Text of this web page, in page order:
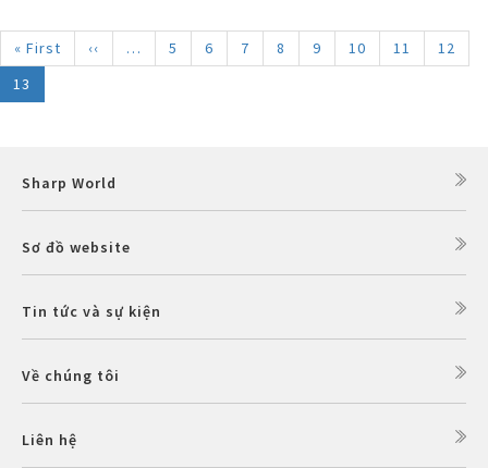
First
page
« First
Trang
trước
‹‹ … Trang
5 Trang
6 Trang
7 Trang
8 Trang
9 Trang
10 Trang
11 Trang
12
Trang
hiện
13
Sharp World
Sơ đồ website
Tin tức và sự kiện
Về chúng tôi
Liên hệ